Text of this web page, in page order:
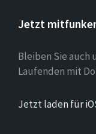
Jetzt
Bleiben Sie auch
Laufenden mit
Jetzt laden für